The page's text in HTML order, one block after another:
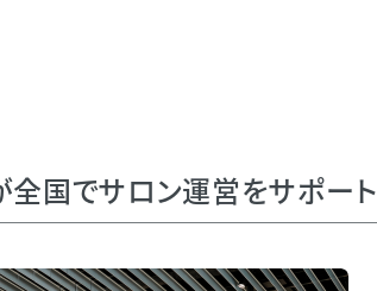
国でサロン運営をサポート